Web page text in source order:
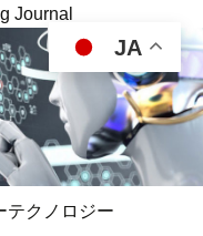
Journal
テクノロジー
JA